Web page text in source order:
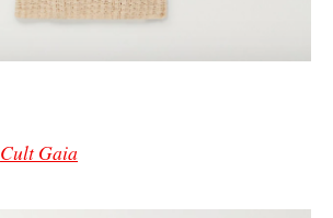
Cult Gaia